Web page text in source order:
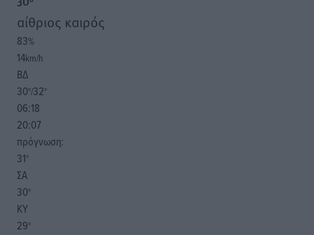
30°
αίθριος καιρός
83%
14km/h
ΒΔ
30°/32°
06:18
20:07
πρόγνωση:
31°
ΣΑ
30°
ΚΥ
29°